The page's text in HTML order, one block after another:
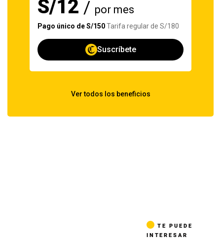
TE PUEDE
INTERESAR